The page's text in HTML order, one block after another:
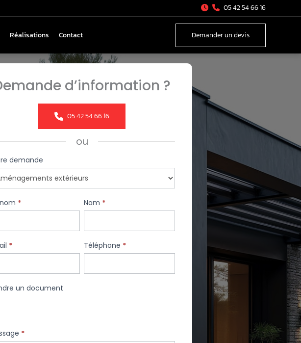
05 42 54 66 16
Réalisations Contact Demander un devis
d’information ?
05 42 54 66 16
ou
demande
* Nom *
* Téléphone *
un document
*